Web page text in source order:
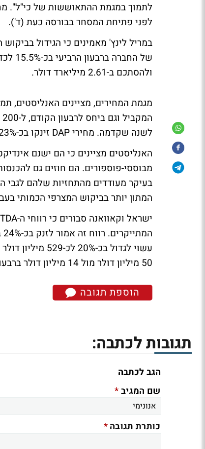
לפני פתיחת המסחר בבורסה כעת (ד').
במריל לינץ' מאמינים כי הגידול
ולהסתכם ב-2.61 מיליארד דולר.
מגמת המחירים, מציינים האנליסטים,
לשנה שקדמה. מחירי DAP זינקו בכ-23%, מחירי הברומין עלו בכ-25% וצפויים להמשיך לטפס ב-2005.
האנליסטים מציינים כי הם ישנם
מבוססי-פוספורים. הם חוזים גם
בעיקר מעודדים מהתחזיות שלהם לגבי
המתון יותר בביקוש המצרפי הכמותי
50 מיליון דולר מול 14 מיליון דולר ברבעון המקביל, והשנתי צפוי לצמוח בכ-119% ל-218 מיליון דולר.
הוספת תגובה
תגובות לכתבה:
הגב לכתבה
שם המגיב*
כותרת תגובה*